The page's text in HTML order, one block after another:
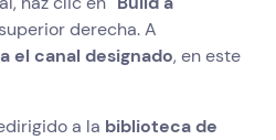
derecha. A
el canal designado, en este
a la biblioteca de